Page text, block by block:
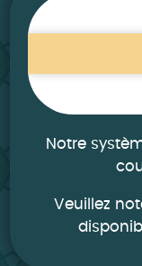
Notre
Veuillez